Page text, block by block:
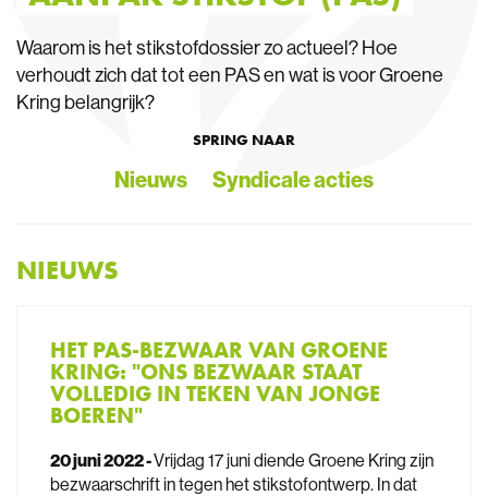
Waarom is het stikstofdossier zo actueel? Hoe
verhoudt zich dat tot een PAS en wat is voor Groene
Kring belangrijk?
SPRING NAAR
Nieuws Syndicale acties
NIEUWS
HET PAS-BEZWAAR VAN GROENE
KRING: "ONS BEZWAAR STAAT
VOLLEDIG IN TEKEN VAN JONGE
BOEREN"
20 juni 2022 -Vrijdag 17 juni diende Groene Kring zijn
bezwaarschrift in tegen het stikstofontwerp. In dat